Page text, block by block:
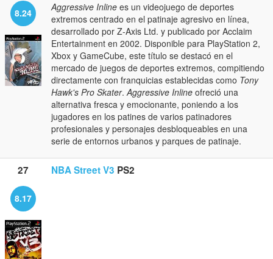
8.24 Aggressive Inline es un videojuego de deportes
extremos centrado en el patinaje agresivo en línea,
desarrollado por Z-Axis Ltd. y publicado por Acclaim
Entertainment en 2002. Disponible para PlayStation 2,
Xbox y GameCube, este título se destacó en el
mercado de juegos de deportes extremos, compitiendo
directamente con franquicias establecidas como Tony
Hawk's Pro Skater.Aggressive Inline ofreció una
alternativa fresca y emocionante, poniendo a los
jugadores en los patines de varios patinadores
profesionales y personajes desbloqueables en una
serie de entornos urbanos y parques de patinaje.
27 NBA Street V3 PS2
8.17